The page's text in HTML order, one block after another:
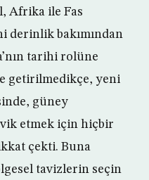
Afrika ile Fas
derinlik bakımından
tarihi rolüne
getirilmedikçe, yeni
güney
etmek için hiçbir
çekti. Buna
tavizlerin seçin